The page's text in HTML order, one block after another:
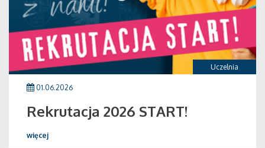
Uczelnia
01.06.2026
Rekrutacja 2026 START!
więcej